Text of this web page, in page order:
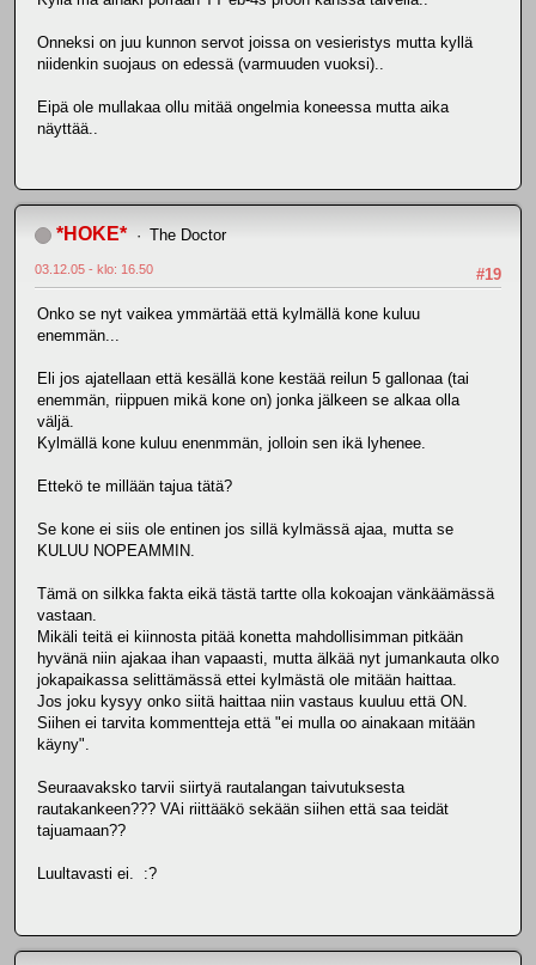
Onneksi on juu kunnon servot joissa on vesieristys mutta kyllä
niidenkin suojaus on edessä (varmuuden vuoksi)..
Eipä ole mullakaa ollu mitää ongelmia koneessa mutta aika
näyttää..
*HOKE* The Doctor
#19
03.12.05 - klo: 16.50
Onko se nyt vaikea ymmärtää että kylmällä kone kuluu
enemmän...
Eli jos ajatellaan että kesällä kone kestää reilun 5 gallonaa (tai
enemmän, riippuen mikä kone on) jonka jälkeen se alkaa olla
väljä.
Kylmällä kone kuluu enenmmän, jolloin sen ikä lyhenee.
Ettekö te millään tajua tätä?
Se kone ei siis ole entinen jos sillä kylmässä ajaa, mutta se
KULUU NOPEAMMIN.
Tämä on silkka fakta eikä tästä tartte olla kokoajan vänkäämässä
vastaan.
Mikäli teitä ei kiinnosta pitää konetta mahdollisimman pitkään
hyvänä niin ajakaa ihan vapaasti, mutta älkää nyt jumankauta olko
jokapaikassa selittämässä ettei kylmästä ole mitään haittaa.
Jos joku kysyy onko siitä haittaa niin vastaus kuuluu että ON.
Siihen ei tarvita kommentteja että "ei mulla oo ainakaan mitään
käyny".
Seuraavaksko tarvii siirtyä rautalangan taivutuksesta
rautakankeen??? VAi riittääkö sekään siihen että saa teidät
tajuamaan??
Luultavasti ei. :?